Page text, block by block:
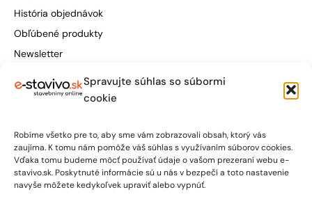
Spravujte súhlas so súbormi
cookie
Robíme všetko pre to, aby sme vám zobrazovali obsah, ktorý vás
zaujíma. K tomu nám pomôže váš súhlas s využívaním súborov cookies.
Vďaka tomu budeme môcť používať údaje o vašom prezeraní webu e-
stavivo.sk. Poskytnuté informácie sú u nás v bezpečí a toto nastavenie
navyše môžete kedykoľvek upraviť alebo vypnúť.
História objednávok
Obľúbené produkty
Newsletter
Štúrova 155, 949 01 Nitra
+421 948 906 050
Po-Pia: 7:00 - 15:30
So: 7:00 - 12:00